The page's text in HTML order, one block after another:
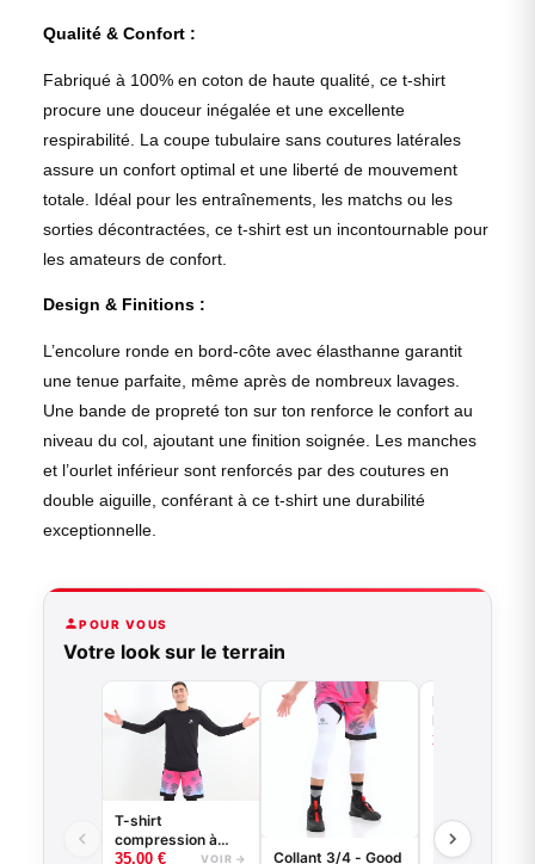
Qualité & Confort :
Fabriqué à 100% en coton de haute qualité, ce t-shirt
procure une douceur inégalée et une excellente
respirabilité. La coupe tubulaire sans coutures latérales
assure un confort optimal et une liberté de mouvement
totale. Idéal pour les entraînements, les matchs ou les
sorties décontractées, ce t-shirt est un incontournable pour
les amateurs de confort.
Design & Finitions :
L’encolure ronde en bord-côte avec élasthanne garantit
une tenue parfaite, même après de nombreux lavages.
Une bande de propreté ton sur ton renforce le confort au
niveau du col, ajoutant une finition soignée. Les manches
et l’ourlet inférieur sont renforcés par des coutures en
double aiguille, conférant à ce t-shirt une durabilité
exceptionnelle.
POUR VOUS
Votre look sur le terrain
T-shirt
compression à
manches longues
35,00 € VOIR →
Collant 3/4 - Good
Kit
Maillot
+ short
35,00